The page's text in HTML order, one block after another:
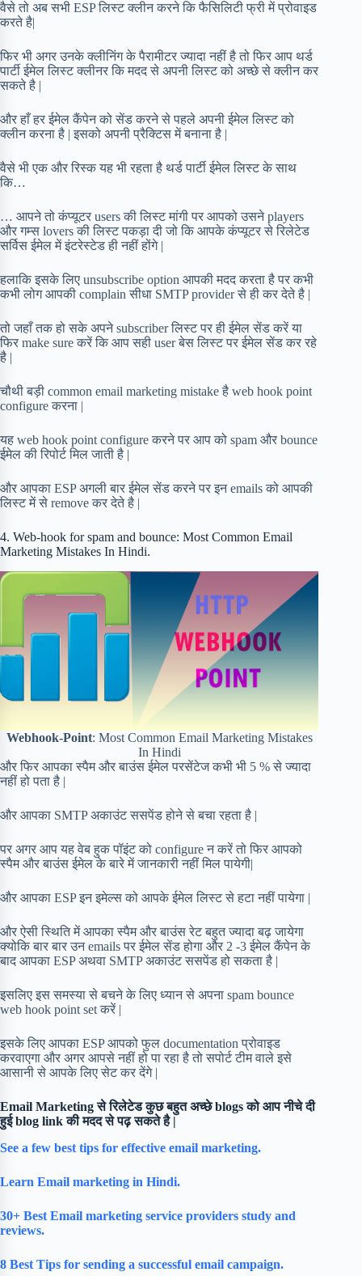
वैसे तो अब सभी ESP लिस्ट क्लीन करने कि फैसिलिटी फ्री में प्रोवाइड
करते है|
फिर भी अगर उनके क्लीनिंग के पैरामीटर ज्यादा नहीं है तो फिर आप थर्ड
पार्टी ईमेल लिस्ट क्लीनर कि मदद से अपनी लिस्ट को अच्छे से क्लीन कर
सकते है |
और हाँ हर ईमेल कैंपेन को सेंड करने से पहले अपनी ईमेल लिस्ट को
क्लीन करना है | इसको अपनी प्रैक्टिस में बनाना है |
वैसे भी एक और रिस्क यह भी रहता है थर्ड पार्टी ईमेल लिस्ट के साथ
कि…
… आपने तो कंप्यूटर users की लिस्ट मांगी पर आपको उसने players
और गम्स lovers की लिस्ट पकड़ा दी जो कि आपके कंप्यूटर से रिलेटेड
सर्विस ईमेल में इंटरेस्टेड ही नहीं होंगे |
हलाकि इसके लिए unsubscribe option आपकी मदद करता है पर कभी
कभी लोग आपकी complain सीधा SMTP provider से ही कर देते है |
तो जहाँ तक हो सके अपने subscriber लिस्ट पर ही ईमेल सेंड करें या
फिर make sure करें कि आप सही user बेस लिस्ट पर ईमेल सेंड कर रहे
है |
चौथी बड़ी common email marketing mistake है web hook point
configure करना |
यह web hook point configure करने पर आप को spam और bounce
ईमेल की रिपोर्ट मिल जाती है |
और आपका ESP अगली बार ईमेल सेंड करने पर इन emails को आपकी
लिस्ट में से remove कर देते है |
4. Web-hook for spam and bounce: Most Common Email
Marketing Mistakes In Hindi.
Webhook-Point: Most Common Email Marketing Mistakes
In Hindi
और फिर आपका स्पैम और बाउंस ईमेल परसेंटेज कभी भी 5 % से ज्यादा
नहीं हो पता है |
और आपका SMTP अकाउंट ससपेंड होने से बचा रहता है |
पर अगर आप यह वेब हुक पॉइंट को configure न करें तो फिर आपको
स्पैम और बाउंस ईमेल के बारे में जानकारी नहीं मिल पायेगी|
और आपका ESP इन इमेल्स को आपके ईमेल लिस्ट से हटा नहीं पायेगा |
और ऐसी स्थिति में आपका स्पैम और बाउंस रेट बहुत ज्यादा बढ़ जायेगा
क्योकि बार बार उन emails पर ईमेल सेंड होगा और 2 -3 ईमेल कैंपेन के
बाद आपका ESP अथवा SMTP अकाउंट ससपेंड हो सकता है |
इसलिए इस समस्या से बचने के लिए ध्यान से अपना spam bounce
web hook point set करें |
इसके लिए आपका ESP आपको फुल documentation प्रोवाइड
करवाएगा और अगर आपसे नहीं हो पा रहा है तो सपोर्ट टीम वाले इसे
आसानी से आपके लिए सेट कर देंगे |
Email Marketing से रिलेटेड कुछ बहुत अच्छे blogs को आप नीचे दी
हुई blog link की मदद से पढ़ सकते है |
See a few best tips for effective email marketing.
Learn Email marketing in Hindi.
30+ Best Email marketing service providers study and
reviews.
8 Best Tips for sending a successful email campaign.